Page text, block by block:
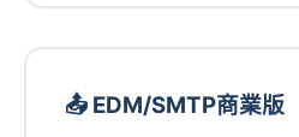
📤 EDM/SMTP商業版